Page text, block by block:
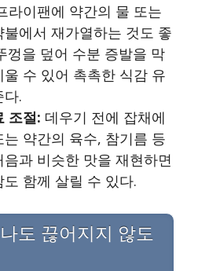
라이팬에 약간의 물 또는
에서 재가열하는 것도 좋
껑을 덮어 수분 증발을 막
울 수 있어 촉촉한 식감 유
다.
조절: 데우기 전에 잡채에
약간의 육수, 참기름 등
과 비슷한 맛을 재현하면
함께 살릴 수 있다.
도 끊어지지 않도